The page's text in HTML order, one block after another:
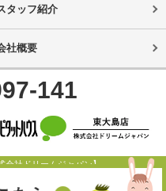
タッフ紹介
社概要
141
社ドリームジャパン】